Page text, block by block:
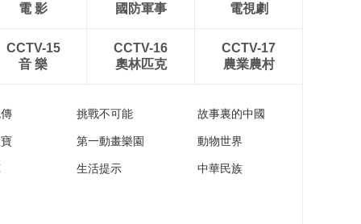
電 影
國防軍事
電視劇
CCTV-15
音 樂
CCTV-16
奧林匹克
CCTV-17
農業農村
挑戰不可能 故事裏的中國
第一動畫樂園 動物世界
生活提示 中華民族